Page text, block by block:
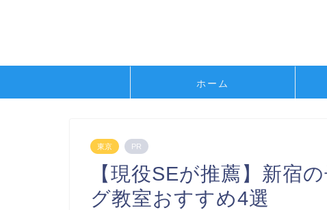
ホーム
東京 PR
【現役SEが推薦】新宿
グ教室おすすめ4選